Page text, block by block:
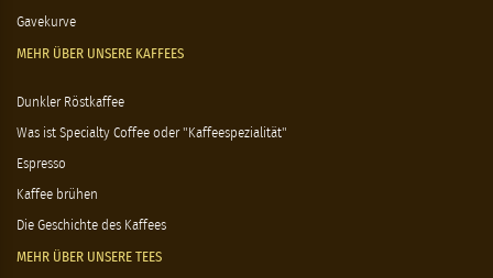
Gavekurve
MEHR ÜBER UNSERE KAFFEES
Dunkler Röstkaffee
Was ist Specialty Coffee oder "Kaffeespezialität"
Espresso
Kaffee brühen
Die Geschichte des Kaffees
MEHR ÜBER UNSERE TEES